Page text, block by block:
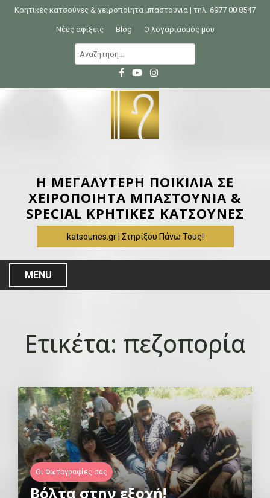
o
Κρητικές κατσούνες & χειροποίητα μπαστούνια | τηλ. 6977 00 8547
Νέες αφίξεις Blog Ο λογαριασμός μου
ν
η
γ
ι
:
Η ΜΕΓΑΛΥΤΕΡΗ ΠΟΙΚΙΛΙΑ ΣΕ
ΧΕΙΡΟΠΟΙΗΤΑ ΜΠΑΣΤΟΥΝΙΑ &
SPECIAL ΚΡΗΤΙΚΕΣ ΚΑΤΣΟΥΝΕΣ
katsounes.gr | Στηρίξου Πάνω Τους!
MENU
Ετικέτα: πεζοπορία
Οι Φωτογραφίες σας
Βόλτα στην εξοχή!